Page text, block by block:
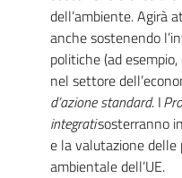
Regione
Novità
Servizi
Leggi Atti Bandi
dell’ambiente. Agirà
anche sostenendo
politiche (ad
nel settore
d’azione standard. I
integratisosterranno
e la valutazione
ambientale dell’UE.